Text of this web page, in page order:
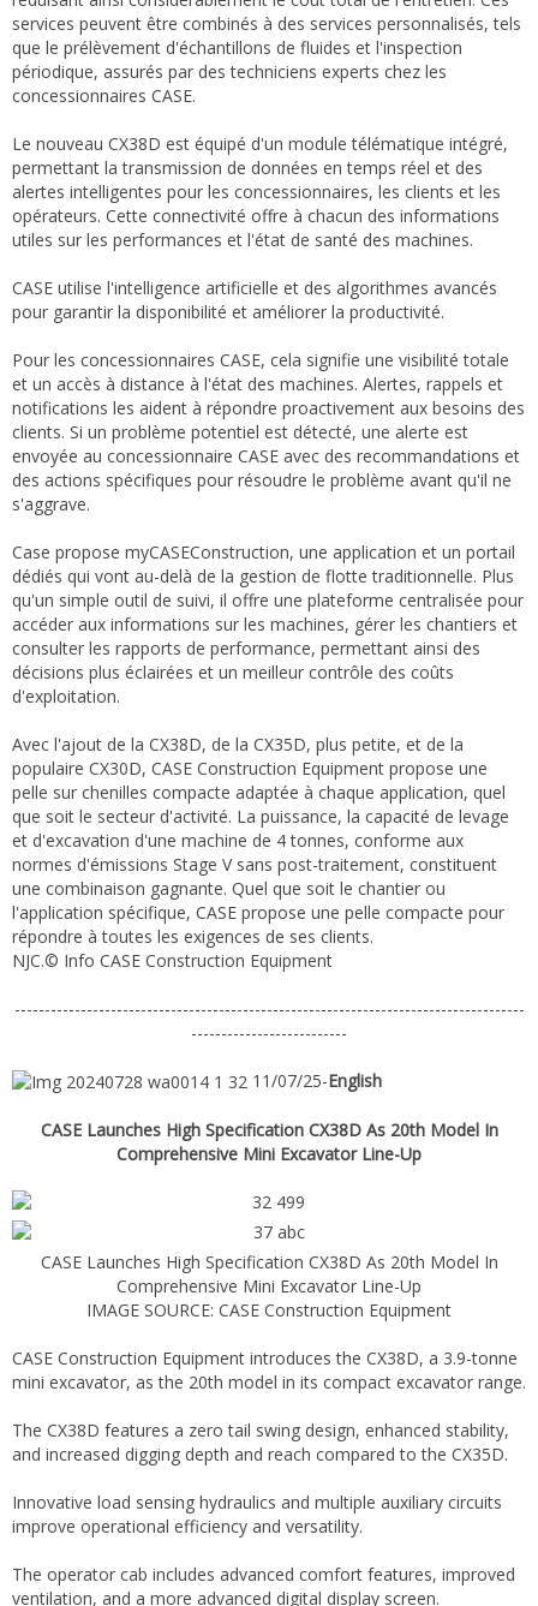
services peuvent être combinés à des services personnalisés, tels
que le prélèvement d'échantillons de fluides et l'inspection
périodique, assurés par des techniciens experts chez les
concessionnaires CASE.
Le nouveau CX38D est équipé d'un module télématique intégré,
permettant la transmission de données en temps réel et des
alertes intelligentes pour les concessionnaires, les clients et les
opérateurs. Cette connectivité offre à chacun des informations
utiles sur les performances et l'état de santé des machines.
CASE utilise l'intelligence artificielle et des algorithmes avancés
pour garantir la disponibilité et améliorer la productivité.
Pour les concessionnaires CASE, cela signifie une visibilité totale
et un accès à distance à l'état des machines. Alertes, rappels et
notifications les aident à répondre proactivement aux besoins des
clients. Si un problème potentiel est détecté, une alerte est
envoyée au concessionnaire CASE avec des recommandations et
des actions spécifiques pour résoudre le problème avant qu'il ne
s'aggrave.
Case propose myCASEConstruction, une application et un portail
dédiés qui vont au-delà de la gestion de flotte traditionnelle. Plus
qu'un simple outil de suivi, il offre une plateforme centralisée pour
accéder aux informations sur les machines, gérer les chantiers et
consulter les rapports de performance, permettant ainsi des
décisions plus éclairées et un meilleur contrôle des coûts
d'exploitation.
Avec l'ajout de la CX38D, de la CX35D, plus petite, et de la
populaire CX30D, CASE Construction Equipment propose une
pelle sur chenilles compacte adaptée à chaque application, quel
que soit le secteur d'activité. La puissance, la capacité de levage
et d'excavation d'une machine de 4 tonnes, conforme aux
normes d'émissions Stage V sans post-traitement, constituent
une combinaison gagnante. Quel que soit le chantier ou
l'application spécifique, CASE propose une pelle compacte pour
répondre à toutes les exigences de ses clients.
NJC.© Info CASE Construction Equipment
-------------------------------------------------------------------------------------
--------------------------
11/07/25-English
CASE Launches High Specification CX38D As 20th Model In
Comprehensive Mini Excavator Line-Up
CASE Launches High Specification CX38D As 20th Model In
Comprehensive Mini Excavator Line-Up
IMAGE SOURCE: CASE Construction Equipment
CASE Construction Equipment introduces the CX38D, a 3.9-tonne
mini excavator, as the 20th model in its compact excavator range.
The CX38D features a zero tail swing design, enhanced stability,
and increased digging depth and reach compared to the CX35D.
Innovative load sensing hydraulics and multiple auxiliary circuits
improve operational efficiency and versatility.
The operator cab includes advanced comfort features, improved
ventilation, and a more advanced digital display screen.